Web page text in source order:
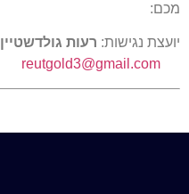
מכם:
יועצת נגישות: רעות גולדשטיין
reutgold3@gmail.com